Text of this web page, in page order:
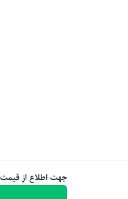
جهت اطلاع از